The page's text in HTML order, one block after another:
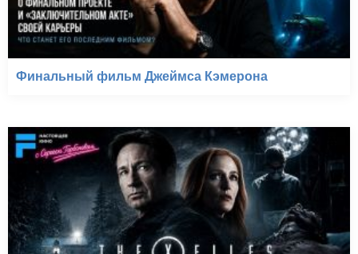
Финальный фильм Джеймса Кэмерона